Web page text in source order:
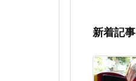
新着記事